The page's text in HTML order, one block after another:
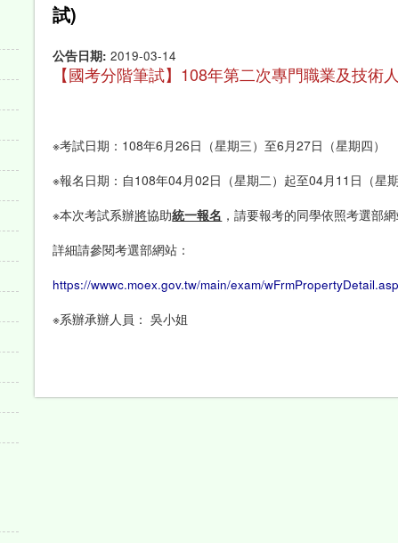
試)
公告日期:2019-03-14
【國考分階筆試】108年第二次專門職業及技
※考試日期：108年6月26日（星期三）至6月27日（星期四）
※報名日期：自108年04月02日（星期二）起至04月11日（星
※本次考試系辦將協助統一報名 ，請要報考的同學依照考選部
詳細請參閱考選部網站：
https://wwwc.moex.gov.tw/main/exam/
※系辦承辦人員： 吳小姐